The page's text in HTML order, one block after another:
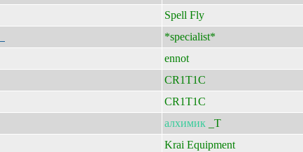
Spell Fly
*specialist*
ennot
CR1T1C
CR1T1C
алхимик _T
Krai Equipment